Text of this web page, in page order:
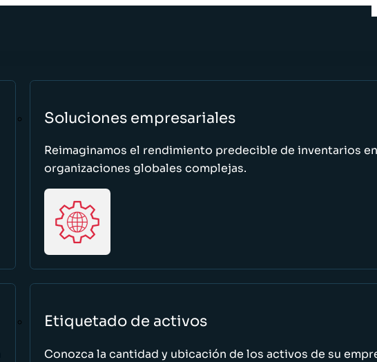
Soluciones empresariales
Reimaginamos el rendimiento predecible de inventarios en
organizaciones globales complejas.
Etiquetado de activos
Conozca la cantidad y ubicación de los activos de su